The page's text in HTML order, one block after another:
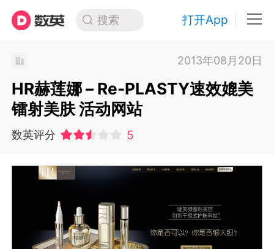
搜索 打开App
2013年08月20日
HR赫莲娜 – Re-PLASTY速效媲美
镭射美肤 活动网站
数英评分 5